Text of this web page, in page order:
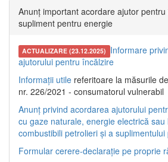
Anunț important acordare ajutor
supliment pentru energie
ACTUALIZARE (23.12.2025) Informare
ajutorului pentru încălzire
Informații utile referitoare la măsurile
nr. 226/2021 - consumatorul vulnerabil
Anunț privind acordarea ajutorului
cu gaze naturale, energie electrică sau
combustibili petrolieri și a
Formular cerere-declarație pe proprie